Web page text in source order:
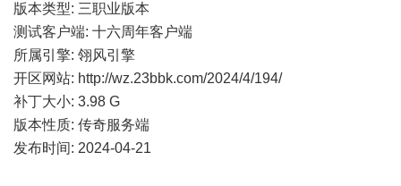
版本类型: 三职业版本
测试客户端: 十六周年客户端
所属引擎: 翎风引擎
开区网站: http://wz.23bbk.com/2024/4/194/
补丁大小: 3.98 G
版本性质: 传奇服务端
发布时间: 2024-04-21